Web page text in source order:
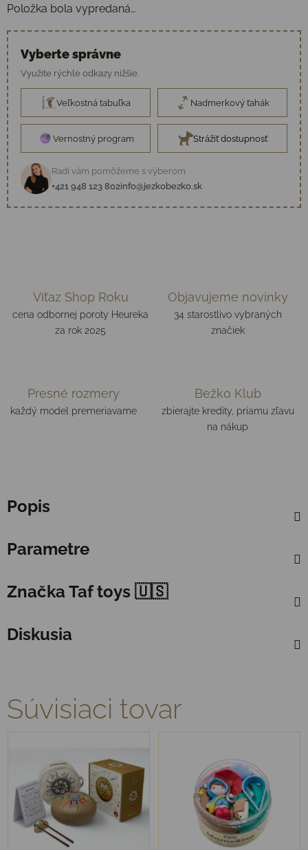
Položka bola vypredaná…
Vyberte správne
Využite rýchle odkazy nižšie.
Veľkostná tabuľka Nadmerkový ťahák
Vernostný program Strážiť dostupnosť
Radi vám pomôžeme s výberom
+421 948 123 802info@jezkobezko.sk
Víťaz Shop Roku
cena odbornej poroty Heureka
za rok 2025
Objavujeme novinky
34 starostlivo vybraných
značiek
Presné rozmery
každý model premeriavame
Bežko Klub
zbierajte kredity, priamu zľavu
na nákup
Popis
Parametre
Značka Taf toys 🇺🇸
Diskusia
Súvisiaci tovar